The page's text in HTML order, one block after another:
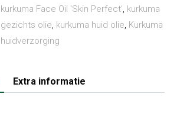
kurkuma Face Oil 'Skin Perfect', kurkuma
gezichts olie, kurkuma huid olie, Kurkuma
huidverzorging
Extra informatie